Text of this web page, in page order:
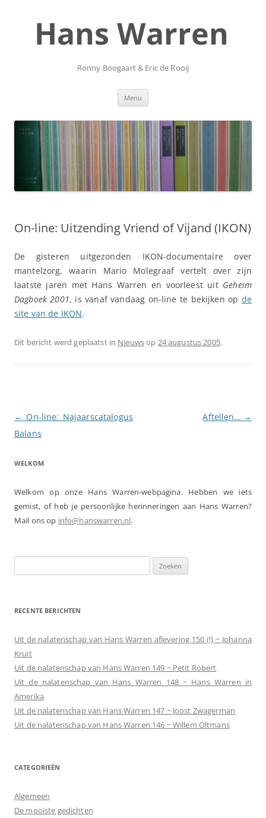
inhoudHans Warren
Ronny Boogaart & Eric de Rooij
Menu
On-line: Uitzending Vriend of Vijand (IKON)
De gisteren uitgezonden IKON-documentaire over
mantelzorg, waarin Mario Molegraaf vertelt over zijn
laatste jaren met Hans Warren en voorleest uit Geheim
Dagboek 2001, is vanaf vandaag on-line te bekijken op de
site van de IKON.
Dit bericht werd geplaatst in Nieuwsop 24 augustus 2005.
Berichtnavigatie
← On-line: Najaarscatalogus
Balans
Aftellen… →
WELKOM
Welkom op onze Hans Warren-webpagina. Hebben we iets
gemist, of heb je persoonlijke herinneringen aan Hans Warren?
Mail ons op info@hanswarren.nl.
naar:
RECENTE BERICHTEN
Uit de nalatenschap van Hans Warren aflevering 150 (!) ~ Johanna
Kruit
Uit de nalatenschap van Hans Warren 149 ~ Petit Robert
Uit de nalatenschap van Hans Warren 148 ~ Hans Warren in
Amerika
Uit de nalatenschap van Hans Warren 147 ~ Joost Zwagerman
Uit de nalatenschap van Hans Warren 146 ~ Willem Oltmans
CATEGORIEËN
Algemeen
De mooiste gedichten